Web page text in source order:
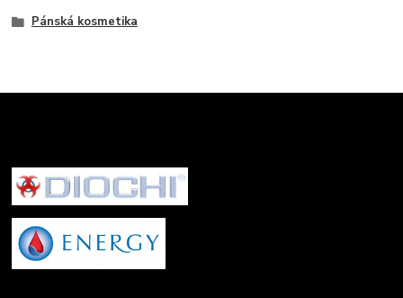
Pánská kosmetika